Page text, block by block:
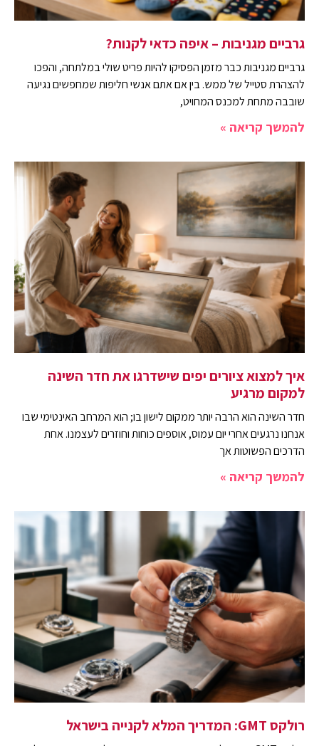
גרביים מגניבות – איפה כדאי לקנות?
גרביים מגניבות כבר מזמן הפסיקו להיות פריט שולי במלתחה, והפכו
להצהרת סטייל של ממש. בין אם אתם אנשי חליפות שמחפשים נגיעה
שובבה מתחת למכנס המחויט,
להמשך קריאה »
איך למצוא ציורים יפים שישדרגו את חדר השינה
למקום מרגיע
חדר השינה הוא הרבה יותר ממקום לישון בו; הוא המרחב האינטימי שבו
אנחנו נרגעים אחרי יום עמוס, אוספים כוחות וחוזרים לעצמנו. אחת
הדרכים הפשוטות אך
להמשך קריאה »
רולקס GMT: המדריך המלא לקנייה בישראל